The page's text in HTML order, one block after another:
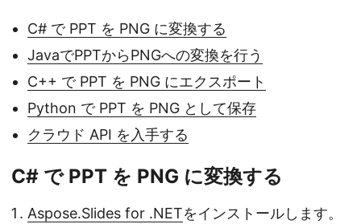
C# で PPT を PNG に変換する
JavaでPPTからPNGへの変換を行う
C++ で PPT を PNG にエクスポート
Python で PPT を PNG として保存
クラウド API を入手する
C# で PPT を PNG に変換する
Aspose.Slides for .NETをインストールします。